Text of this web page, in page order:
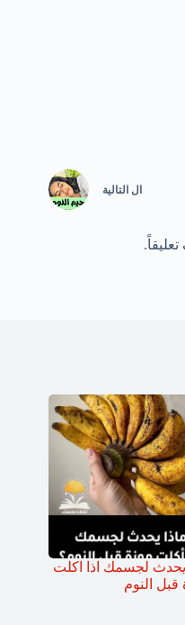
ال التالية
يحدث لجسمك اذا اكلت
قبل النوم